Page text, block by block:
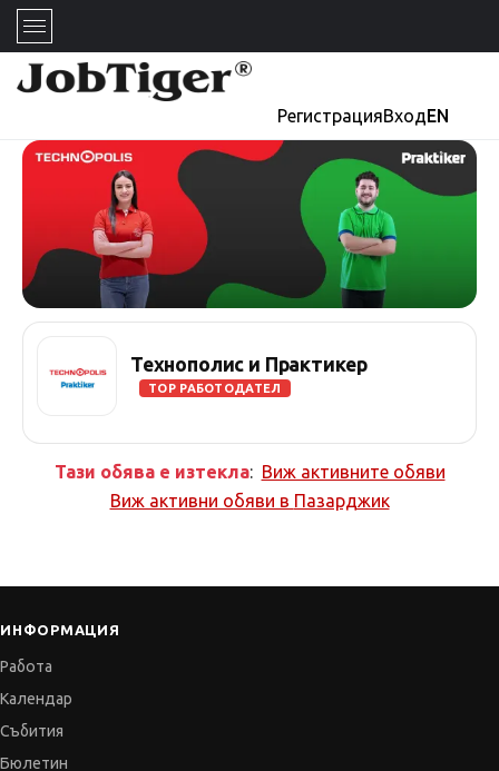
РегистрацияВходEN
Технополис и Практикер
TOP РАБОТОДАТЕЛ
Тази обява е изтекла: Виж активните обяви
Виж активни обяви в Пазарджик
ИНФОРМАЦИЯ
Работа
Календар
Събития
Бюлетин